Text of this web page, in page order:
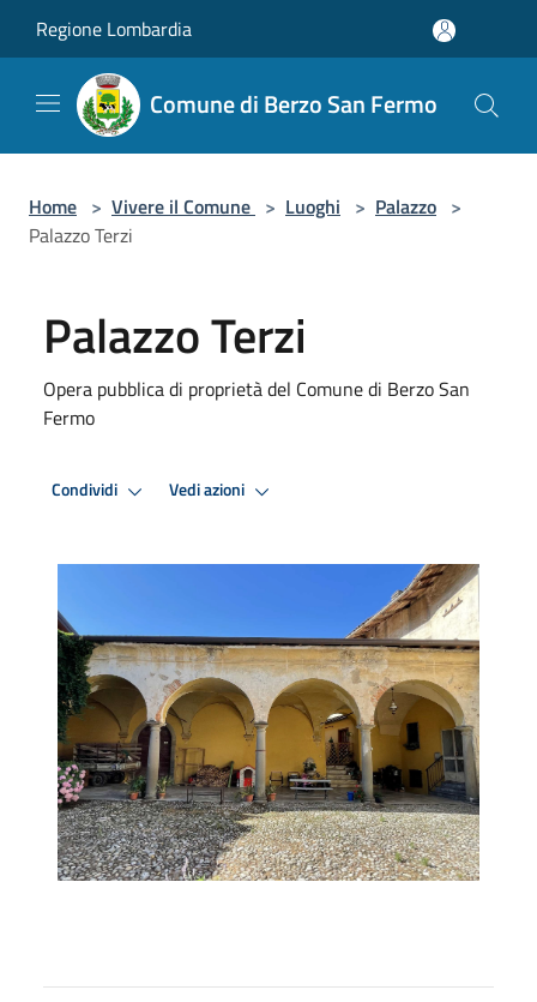
Regione Lombardia
Comune di Berzo San Fermo
Home > Vivere il Comune > Luoghi > Palazzo >
Palazzo Terzi
Palazzo Terzi
Opera pubblica di proprietà del Comune di Berzo San
Fermo
Condividi Vedi azioni